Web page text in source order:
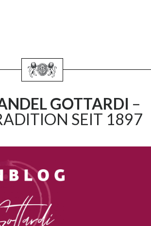
GOTTARDI –
SEIT 1897